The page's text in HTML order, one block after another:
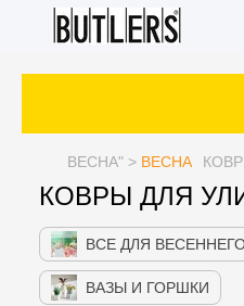
ВЕСНА" > ВЕСНА
КОВРЫ ДЛЯ
ВСЕ ДЛЯ
ВАЗЫ И ГОРШКИ